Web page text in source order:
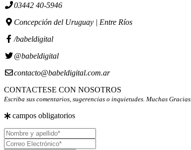
03442 40-5946
Concepción del Uruguay | Entre Ríos
/babeldigital
@babeldigital
contacto@babeldigital.com.ar
CONTACTESE CON NOSOTROS
Escriba sus comentarios, sugerencias o inquietudes. Muchas Gracias.
campos obligatorios
Nombre
yCorreo